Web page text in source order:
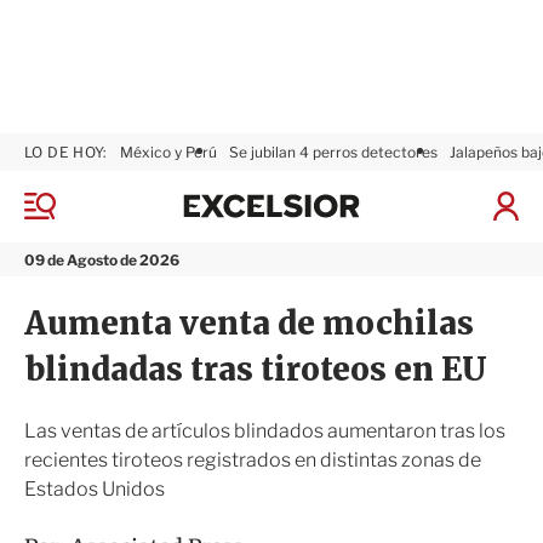
M
n
09 de Agosto de 2026
LO DE HOY: México y Perú Se jubilan 4 perros detectores Jalapeños
I
x
i
r
Aumenta venta de mochilas
blindadas tras tiroteos en EU
Las ventas de artículos blindados aumentaron tras los
recientes tiroteos registrados en distintas zonas de
Estados Unidos